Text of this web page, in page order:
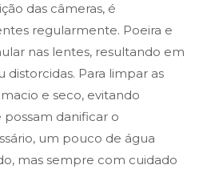
das câmeras, é
regularmente. Poeira e
nas lentes, resultando em
distorcidas. Para limpar as
e seco, evitando
danificar o
um pouco de água
mas sempre com cuidado